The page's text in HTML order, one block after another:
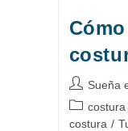
Autor
de
Sueña
Categoría
de
costura /